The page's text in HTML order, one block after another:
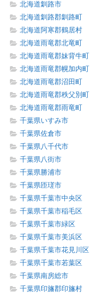
北海道釧路市
北海道釧路郡釧路町
北海道阿寒郡鶴居村
北海道雨竜郡北竜町
北海道雨竜郡妹背牛町
北海道雨竜郡幌加内町
北海道雨竜郡沼田町
北海道雨竜郡秩父別町
北海道雨竜郡雨竜町
千葉県いすみ市
千葉県佐倉市
千葉県八千代市
千葉県八街市
千葉県勝浦市
千葉県匝瑳市
千葉県千葉市中央区
千葉県千葉市稲毛区
千葉県千葉市緑区
千葉県千葉市美浜区
千葉県千葉市花見川区
千葉県千葉市若葉区
千葉県南房総市
千葉県印旛郡印旛村